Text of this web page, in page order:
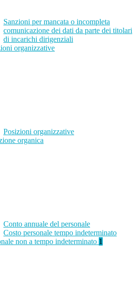
Sanzioni per mancata o incompleta
comunicazione dei dati da parte dei titolari
di incarichi dirigenziali
organizzative
Posizioni organizzative
organica
Conto annuale del personale
Costo personale tempo indeterminato
non a tempo indeterminato 1